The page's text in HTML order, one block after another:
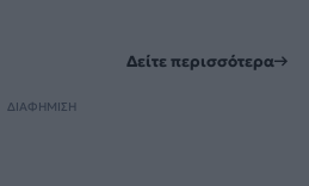
Δείτε περισσότερα
ΔΙΑΦΗΜΙΣΗ